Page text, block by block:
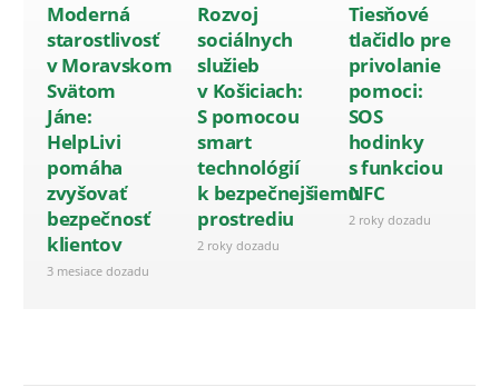
Moderná
starostlivosť
v Moravskom
Svätom
Jáne:
HelpLivi
pomáha
zvyšovať
bezpečnosť
klientov
3 mesiace dozadu
Rozvoj
sociálnych
služieb
v Košiciach:
S pomocou
smart
technológií
k bezpečnejšiemu
prostrediu
2 roky dozadu
Tiesňové
tlačidlo pre
privolanie
pomoci:
SOS
hodinky
s funkciou
NFC
2 roky dozadu